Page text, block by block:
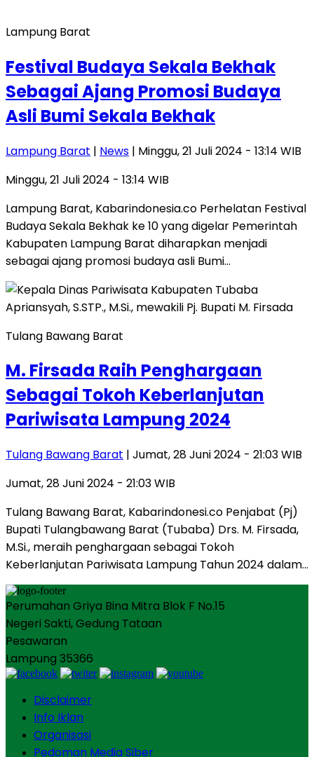
Lampung Barat
Festival Budaya Sekala Bekhak
Sebagai Ajang Promosi Budaya
Asli Bumi Sekala Bekhak
Lampung Barat | News | Minggu, 21 Juli 2024 - 13:14 WIB
Minggu, 21 Juli 2024 - 13:14 WIB
Lampung Barat, Kabarindonesia.co Perhelatan Festival
Budaya Sekala Bekhak ke 10 yang digelar Pemerintah
Kabupaten Lampung Barat diharapkan menjadi
sebagai ajang promosi budaya asli Bumi…
Tulang Bawang Barat
M. Firsada Raih Penghargaan
Sebagai Tokoh Keberlanjutan
Pariwisata Lampung 2024
Tulang Bawang Barat | Jumat, 28 Juni 2024 - 21:03 WIB
Jumat, 28 Juni 2024 - 21:03 WIB
Tulang Bawang Barat, Kabarindonesi.co Penjabat (Pj)
Bupati Tulangbawang Barat (Tubaba) Drs. M. Firsada,
M.Si., meraih penghargaan sebagai Tokoh
Keberlanjutan Pariwisata Lampung Tahun 2024 dalam…
Perumahan Griya Bina Mitra Blok F No.15
Negeri Sakti, Gedung Tataan
Pesawaran
Lampung 35366
Disclaimer
Info Iklan
Organisasi
Pedoman Media Siber